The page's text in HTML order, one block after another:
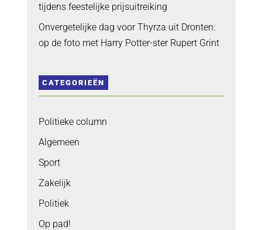
tijdens feestelijke prijsuitreiking
Onvergetelijke dag voor Thyrza uit Dronten:
op de foto met Harry Potter-ster Rupert Grint
CATEGORIEËN
Politieke column
Algemeen
Sport
Zakelijk
Politiek
Op pad!